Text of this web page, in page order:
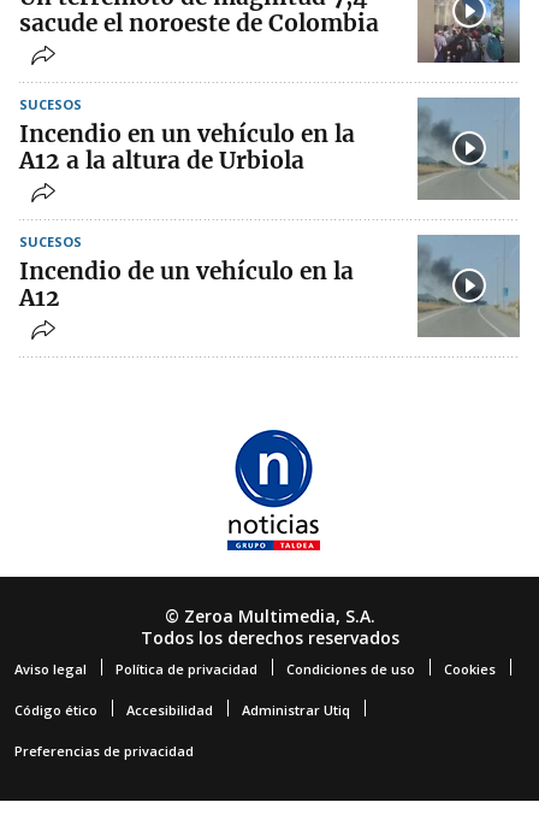
sacude el noroeste de Colombia
SUCESOS
Incendio en un vehículo en la
A12 a la altura de Urbiola
SUCESOS
Incendio de un vehículo en la
A12
© Zeroa Multimedia, S.A.
Todos los derechos reservados
Aviso legal Política de privacidad Condiciones de uso Cookies
Código ético Accesibilidad Administrar Utiq
Preferencias de privacidad